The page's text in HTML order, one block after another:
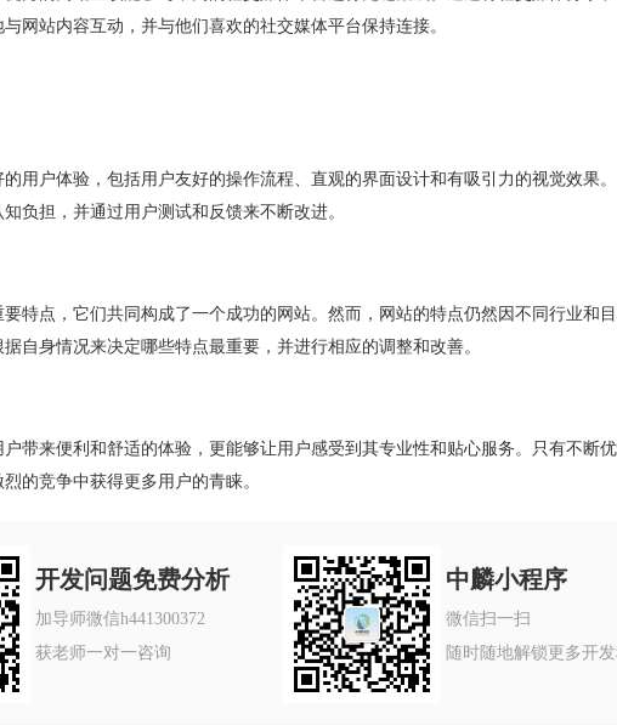
网站内容互动，并与他们喜欢的社交媒体平台保持连接。
用户体验，包括用户友好的操作流程、直观的界面设计和有吸引力的视觉效果
负担，并通过用户测试和反馈来不断改进。
特点，它们共同构成了一个成功的网站。然而，网站的特点仍然因不同行业和
自身情况来决定哪些特点最重要，并进行相应的调整和改善。
带来便利和舒适的体验，更能够让用户感受到其专业性和贴心服务。只有不断优
的竞争中获得更多用户的青睐。
开发问题免费分析
加导师微信h441300372
获老师一对一咨询
中麟小程序
微信扫一扫
随时随地解锁更多开